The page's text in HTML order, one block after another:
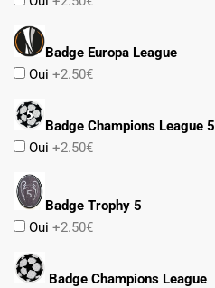
Badge Europa League
Oui +2.50€
Badge Champions League 5
Oui +2.50€
Badge Trophy 5
Oui +2.50€
Badge Champions League